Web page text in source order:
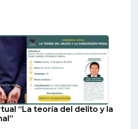
“La teoría del delito y la